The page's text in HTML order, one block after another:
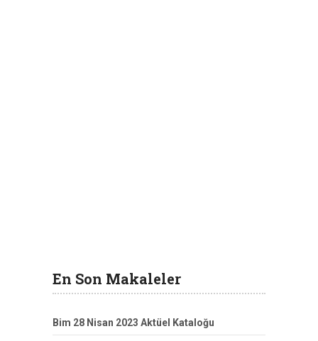
En Son Makaleler
Bim 28 Nisan 2023 Aktüel Kataloğu